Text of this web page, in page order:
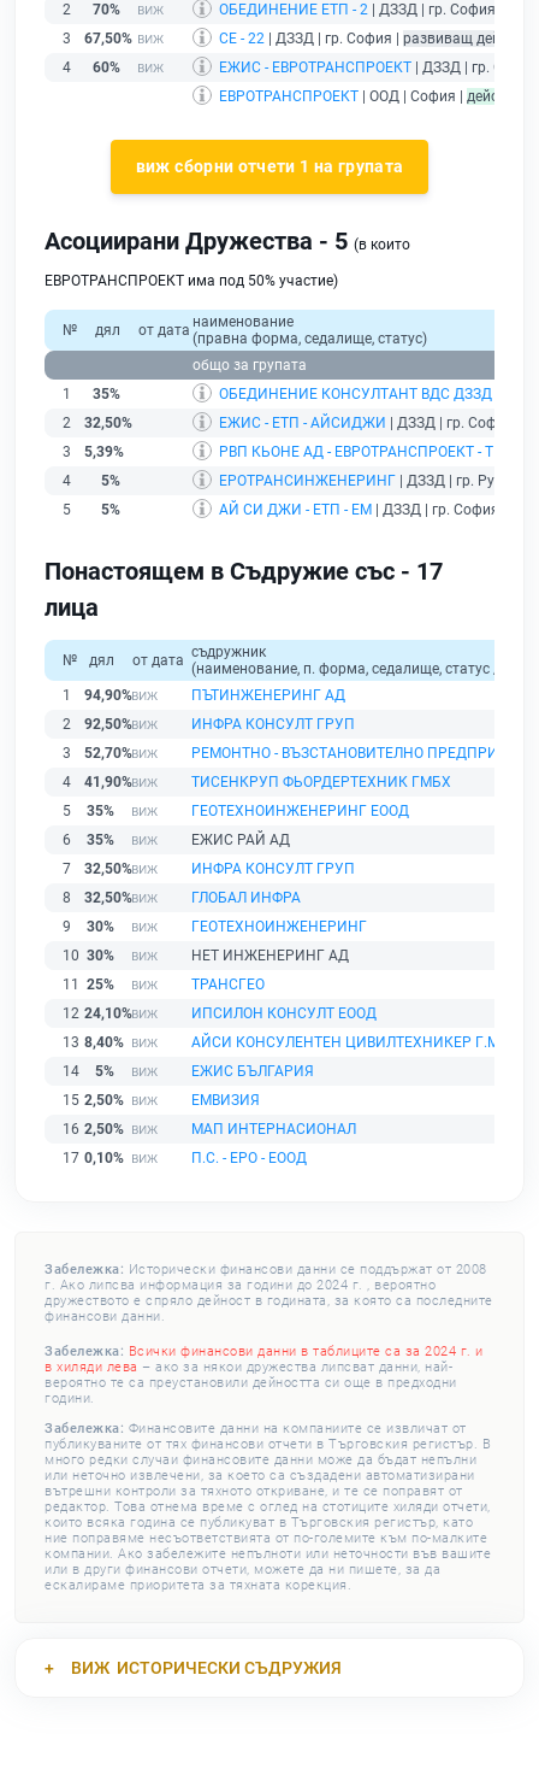
2
70% ОБЕДИНЕНИЕ ЕТП - 2 | ДЗЗД | гр. София |
3
67,50% СЕ - 22 | ДЗЗД | гр. София | развиващ дейност
4
60% ЕЖИС - ЕВРОТРАНСПРОЕКТ | ДЗЗД | гр.
ЕВРОТРАНСПРОЕКТ | ООД | София | действащ
виж сборни отчети 1 на групата
Асоциирани Дружества - 5 (в които
ЕВРОТРАНСПРОЕКТ има под 50% участие)
№ дял от дата наименование
(правна форма, седалище, статус)
общо за групата
1
35% ОБЕДИНЕНИЕ КОНСУЛТАНТ ВДС ДЗЗД
2
32,50% ЕЖИС - ЕТП - АЙСИДЖИ | ДЗЗД | гр. София |
3
5,39%
РВП КЬОНЕ АД - ЕВРОТРАНСПРОЕКТ -
4
5% ЕРОТРАНСИНЖЕНЕРИНГ | ДЗЗД | гр. Русе |
5
5% АЙ СИ ДЖИ - ЕТП - ЕМ | ДЗЗД | гр. София |
Понастоящем в Съдружие със - 17
лица
№ дял от дата съдружник
(наименование, п. форма, седалище, статус /
1
94,90%
ПЪТИНЖЕНЕРИНГ АД
2
92,50%
ИНФРА КОНСУЛТ ГРУП
3
52,70%
РЕМОНТНО - ВЪЗСТАНОВИТЕЛНО ПРЕДПРИЯТИЕ
4
41,90%
ТИСЕНКРУП ФЬОРДЕРТЕХНИК ГМБХ
5
35%
ГЕОТЕХНОИНЖЕНЕРИНГ ЕООД
6
35%
ЕЖИС РАЙ АД
7
32,50%
ИНФРА КОНСУЛТ ГРУП
8
32,50%
ГЛОБАЛ ИНФРА
9
30%
ГЕОТЕХНОИНЖЕНЕРИНГ
10 30%
НЕТ ИНЖЕНЕРИНГ АД
11
25%
ТРАНСГЕО
12 24,10%
ИПСИЛОН КОНСУЛТ ЕООД
13 8,40%
АЙСИ КОНСУЛЕНТЕН ЦИВИЛТЕХНИКЕР Г.М.Б.Х
14
5%
ЕЖИС БЪЛГАРИЯ
15 2,50%
ЕМВИЗИЯ
16 2,50%
МАП ИНТЕРНАСИОНАЛ
17 0,10% П.С. - ЕРО - ЕООД
Забележка: Исторически финансови данни се поддържат от 2008
г. Ако липсва информация за години до 2024 г. , вероятно
дружеството е спряло дейност в годината, за която са последните
финансови данни.
Забележка: Всички финансови данни в таблиците са за 2024 г. и
в хиляди лева – ако за някои дружества липсват данни, най-
вероятно те са преустановили дейността си още в предходни
години.
Забележка: Финансовите данни на компаниите се извличат от
публикуваните от тях финансови отчети в Търговския регистър. В
много редки случаи финансовите данни може да бъдат непълни
или неточно извлечени, за което са създадени автоматизирани
вътрешни контроли за тяхното откриване, и те се поправят от
редактор. Това отнема време с оглед на стотиците хиляди отчети,
които всяка година се публикуват в Търговския регистър, като
ние поправяме несъответствията от по-големите към по-малките
компании. Ако забележите непълноти или неточности във вашите
или в други финансови отчети, можете да ни пишете, за да
ескалираме приоритета за тяхната корекция.
ВИЖ ИСТОРИЧЕСКИ СЪДРУЖИЯ